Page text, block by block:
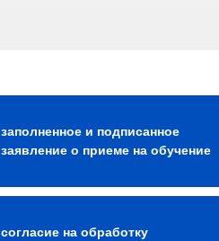
заполненное и подписанное
заявление о приеме на обучение
согласие на обработку